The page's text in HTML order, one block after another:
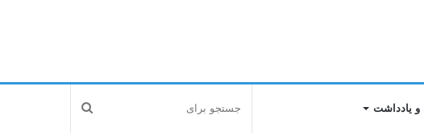
و یادداشت